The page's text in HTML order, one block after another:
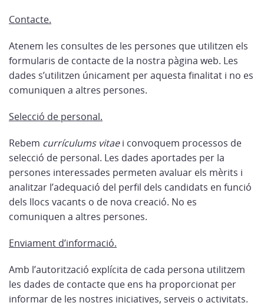
Contacte.
Atenem les consultes de les persones que utilitzen els
formularis de contacte de la nostra pàgina web. Les
dades s’utilitzen únicament per aquesta finalitat i no es
comuniquen a altres persones.
Selecció de personal.
Rebem currículums vitaei convoquem processos de
selecció de personal. Les dades aportades per la
persones interessades permeten avaluar els mèrits i
analitzar l’adequació del perfil dels candidats en funció
dels llocs vacants o de nova creació. No es
comuniquen a altres persones.
Enviament d’informació.
Amb l’autorització explícita de cada persona utilitzem
les dades de contacte que ens ha proporcionat per
informar de les nostres iniciatives, serveis o activitats.